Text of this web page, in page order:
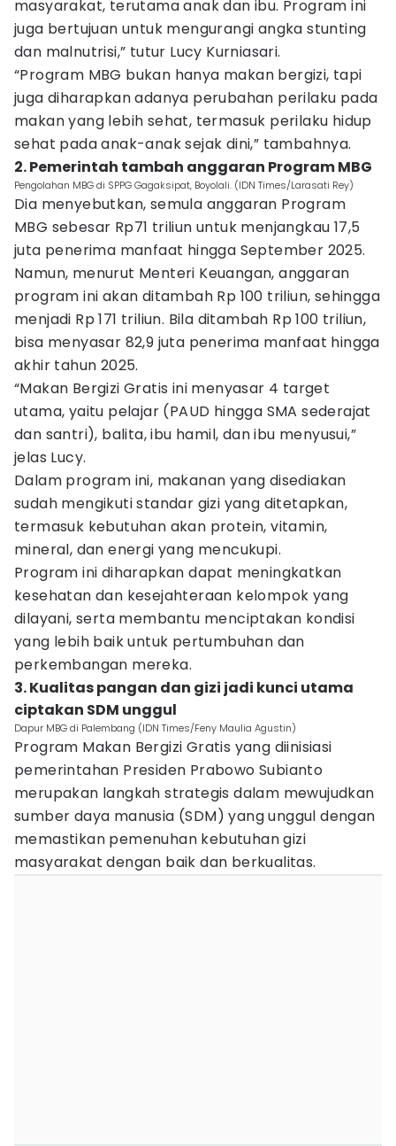
masyarakat, terutama anak dan ibu. Program ini
juga bertujuan untuk mengurangi angka stunting
dan malnutrisi,” tutur Lucy Kurniasari.
“Program MBG bukan hanya makan bergizi, tapi
juga diharapkan adanya perubahan perilaku pada
makan yang lebih sehat, termasuk perilaku hidup
sehat pada anak-anak sejak dini,” tambahnya.
2. Pemerintah tambah anggaran Program MBG
Pengolahan MBG di SPPG Gagaksipat, Boyolali. (IDN Times/Larasati Rey)
Dia menyebutkan, semula anggaran Program
MBG sebesar Rp71 triliun untuk menjangkau 17,5
juta penerima manfaat hingga September 2025.
Namun, menurut Menteri Keuangan, anggaran
program ini akan ditambah Rp 100 triliun, sehingga
menjadi Rp 171 triliun. Bila ditambah Rp 100 triliun,
bisa menyasar 82,9 juta penerima manfaat hingga
akhir tahun 2025.
“Makan Bergizi Gratis ini menyasar 4 target
utama, yaitu pelajar (PAUD hingga SMA sederajat
dan santri), balita, ibu hamil, dan ibu menyusui,”
jelas Lucy.
Dalam program ini, makanan yang disediakan
sudah mengikuti standar gizi yang ditetapkan,
termasuk kebutuhan akan protein, vitamin,
mineral, dan energi yang mencukupi.
Program ini diharapkan dapat meningkatkan
kesehatan dan kesejahteraan kelompok yang
dilayani, serta membantu menciptakan kondisi
yang lebih baik untuk pertumbuhan dan
perkembangan mereka.
3. Kualitas pangan dan gizi jadi kunci utama
ciptakan SDM unggul
Dapur MBG di Palembang (IDN Times/Feny Maulia Agustin)
Program Makan Bergizi Gratis yang diinisiasi
pemerintahan Presiden Prabowo Subianto
merupakan langkah strategis dalam mewujudkan
sumber daya manusia (SDM) yang unggul dengan
memastikan pemenuhan kebutuhan gizi
masyarakat dengan baik dan berkualitas.